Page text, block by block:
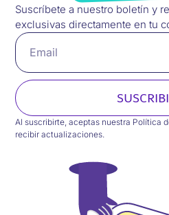
Suscríbete a nuestro boletín y
exclusivas directamente en tu
Al suscribirte, aceptas nuestra Política
recibir actualizaciones.